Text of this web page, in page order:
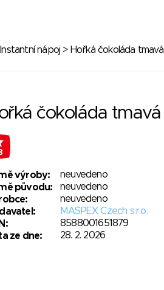
Instantní nápoj > Hořká čokoláda tmavá
čokoláda tmavá
výroby:
neuvedeno
původu:
neuvedeno
neuvedeno
MASPEX Czech s.r.o.
8588001651879
ze dne:
28. 2. 2026